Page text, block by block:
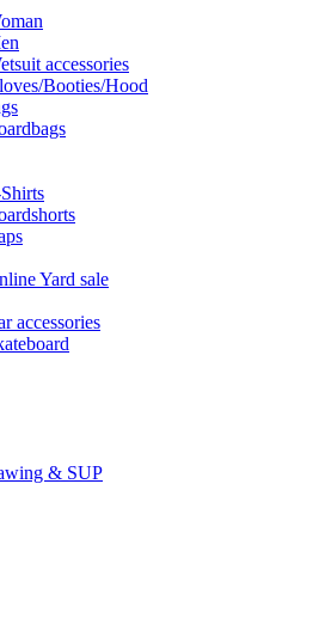
accessories
Booties/Hood
Yard sale
accessories
& SUP